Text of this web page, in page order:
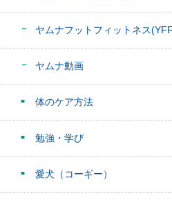
ヤムナフットフィットネス
ヤムナ動画
体のケア方法
勉強・学び
愛犬（コーギー）